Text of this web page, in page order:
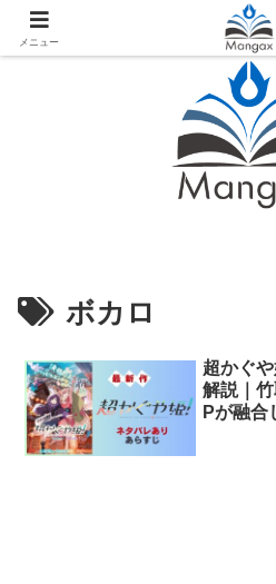
人気おすすめ漫画紹介なら
ボカロ
超かぐ
解説｜
Pが融合
メニュー